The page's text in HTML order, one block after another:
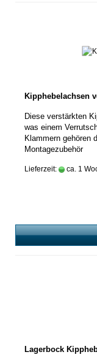
Kipphebelachsen
Diese verstärkten
was einem
Klammern gehören
Montagezubehör
Lieferzeit: ca. 1
Lagerbock